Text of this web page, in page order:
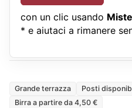
con un clic usando
* e aiutaci a rimanere
Grande terrazza Posti
Birra a partire da 4,50 €